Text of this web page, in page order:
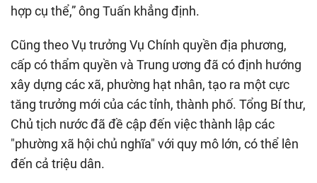
hợp cụ thể,” ông Tuấn khẳng định.
Cũng theo Vụ trưởng Vụ Chính quyền địa phương,
cấp có thẩm quyền và Trung ương đã có định hướng
xây dựng các xã, phường hạt nhân, tạo ra một cực
tăng trưởng mới của các tỉnh, thành phố. Tổng Bí thư,
Chủ tịch nước đã đề cập đến việc thành lập các
"phường xã hội chủ nghĩa" với quy mô lớn, có thể lên
đến cả triệu dân.